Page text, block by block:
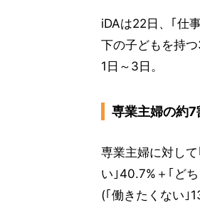
iDAは22日、｢仕
下の子どもを持
1日～3日。
専業主婦の約7
専業主婦に対し
い｣40.7%＋｢ど
(｢働きたくない｣